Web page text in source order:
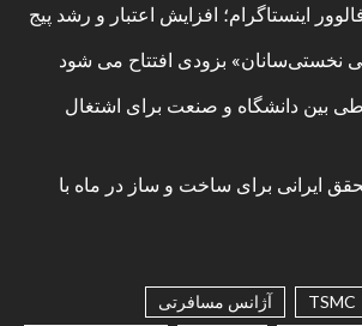
اینستاگرام؛ افزایش اعتبار و رشد پیج
نخستی‌سانان» بزودی افتتاح می شود
بین دانشگاه و صنعت برای اشتغال
ایرانی برای ساخت و ساز در ماه با
TSMC
آژانس مسافرتی